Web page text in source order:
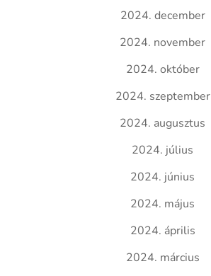
2024. december
2024. november
2024. október
2024. szeptember
2024. augusztus
2024. július
2024. június
2024. május
2024. április
2024. március